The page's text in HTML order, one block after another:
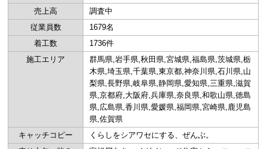
売上高
調査中
従業員数
1679名
着工数
1736件
施工エリア
群馬県,岩手県,秋田県,宮城県,福島県,茨城県,栃
木県,埼玉県,千葉県,東京都,神奈川県,石川県,山
梨県,長野県,岐阜県,静岡県,愛知県,三重県,滋賀
県,京都府,大阪府,兵庫県,奈良県,和歌山県,徳島
県,広島県,香川県,愛媛県,福岡県,宮崎県,鹿児島
県,佐賀県
キャッチコピー
くらしをシアワセにする、ぜんぶ。